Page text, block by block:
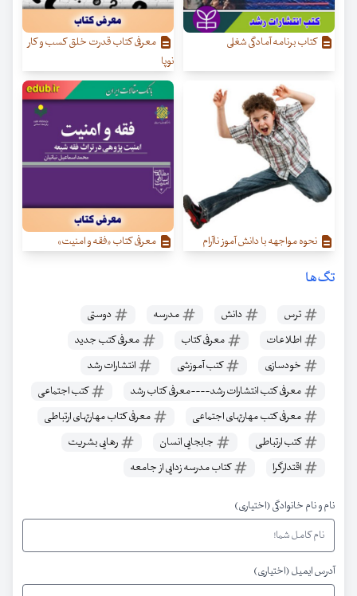
کتاب برنامه آمادگی شغلی
معرفی کتاب قدرت خلق کسب‌ و کار
نوپا
نحوه مواجهه با دانش آموز ناآرام معرفی کتاب «فقه و امنیت»
تگ‌ها
ترس دانش مدرسه
دوستی
اطلاعات
معرفی کتاب
معرفی کتب جدید
خودسازی
کتب آموزشی
انتشارات رشد
معرفی کتب انتشارات رشد----معرفی کتاب رشد
کتب اجتماعی
معرفی کتب مهارتهای اجتماعی
معرفی کتاب مهارتهای ارتباطی
کتب ارتباطی
جابجایی انسان
رهایی بشریت
اقتدارگرا
کتاب مدرسه زدایی از جامعه
نام و نام خانوادگی (اختیاری)
آدرس ایمیل (اختیاری)